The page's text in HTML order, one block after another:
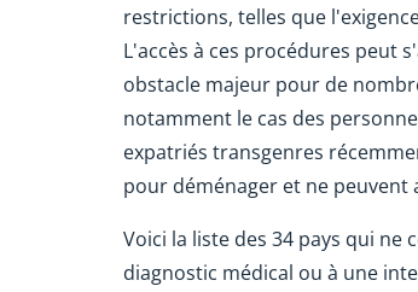
restrictions, telles que
L'accès à ces procédures peut
obstacle majeur pour de
notamment le cas des
expatriés transgenres
pour déménager et ne
Voici la liste des 34 pays qui
diagnostic médical ou à une